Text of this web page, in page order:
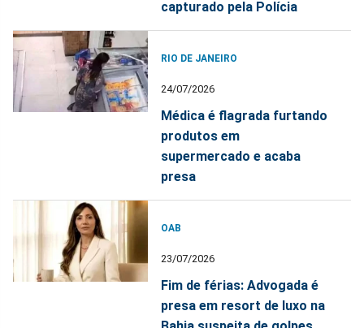
capturado pela Polícia
RIO DE JANEIRO
24/07/2026
Médica é flagrada furtando
produtos em
supermercado e acaba
presa
OAB
23/07/2026
Fim de férias: Advogada é
presa em resort de luxo na